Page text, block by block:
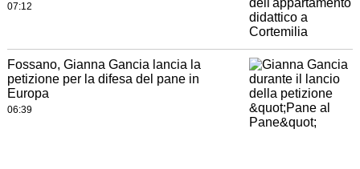
07:12
Fossano, Gianna Gancia lancia la
petizione per la difesa del pane in
Europa
06:39